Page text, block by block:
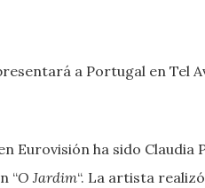
a Portugal en Tel
Eurovisión ha sido Claudia
“O Jardim“. La artista